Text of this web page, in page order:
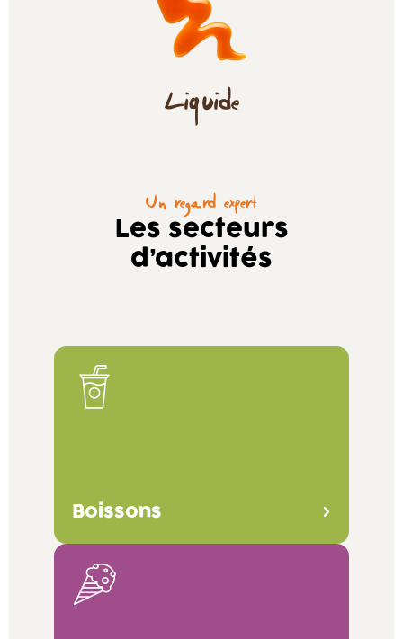
Liquide
Un regard expert
Les secteurs
d’activités
Boissons